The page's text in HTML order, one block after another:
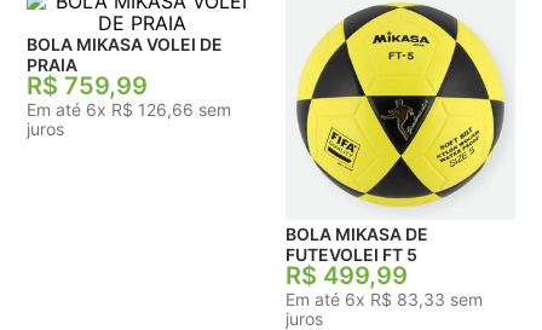
BOLA MIKASA VOLEI DE
PRAIA
R$ 759,99
Em até 6x R$ 126,66 sem
juros
BOLA MIKASA DE
FUTEVOLEI FT 5
R$ 499,99
Em até 6x R$ 83,33 sem
juros